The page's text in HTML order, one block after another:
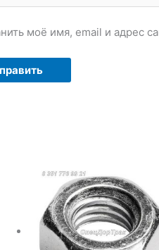
моё имя, email и адрес